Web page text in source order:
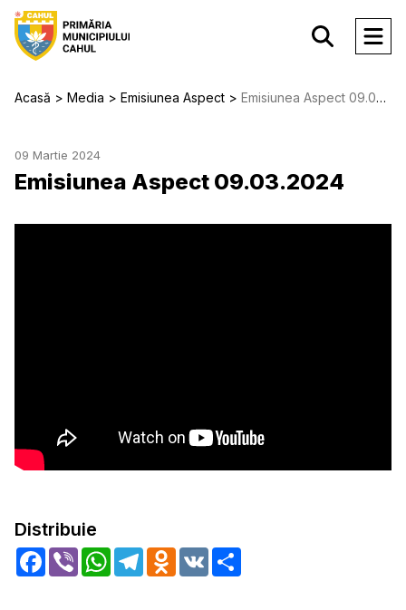
Acasă Media Emisiunea Aspect Emisiunea Aspect 09.03.2024
09 Martie 2024
Emisiunea Aspect 09.03.2024
Distribuie
Facebook
Viber WhatsApp
TelegramOdnoklassniki
VK